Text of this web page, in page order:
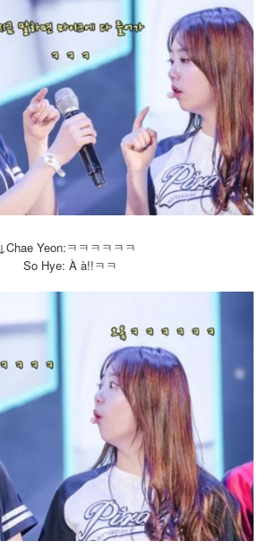
↓Chae Yeon:ㅋㅋㅋㅋㅋㅋ
So Hye: À à!!ㅋㅋ